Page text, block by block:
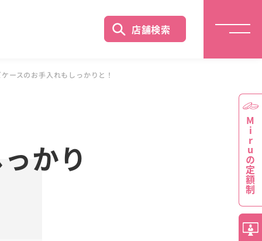
店舗検索
ースのお手入れもしっかりと！
かり Miruの定額制